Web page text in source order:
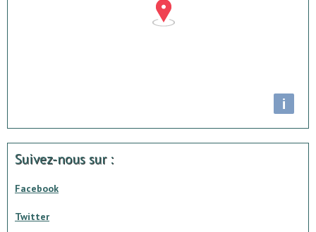
i
Suivez-nous sur :
Facebook
Twitter